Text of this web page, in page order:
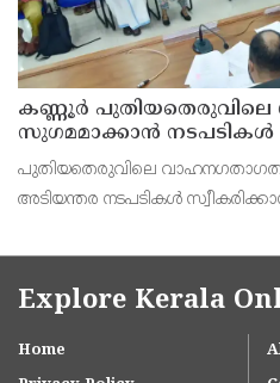
കണ്ണൂർ പുതിയതെരുവിലെ
സുഗമമാക്കാന്‍ നടപടികള്‍
പുതിയതെരുവിലെ
അടിയന്തര നടപടികള്‍
Explore Kerala
Home